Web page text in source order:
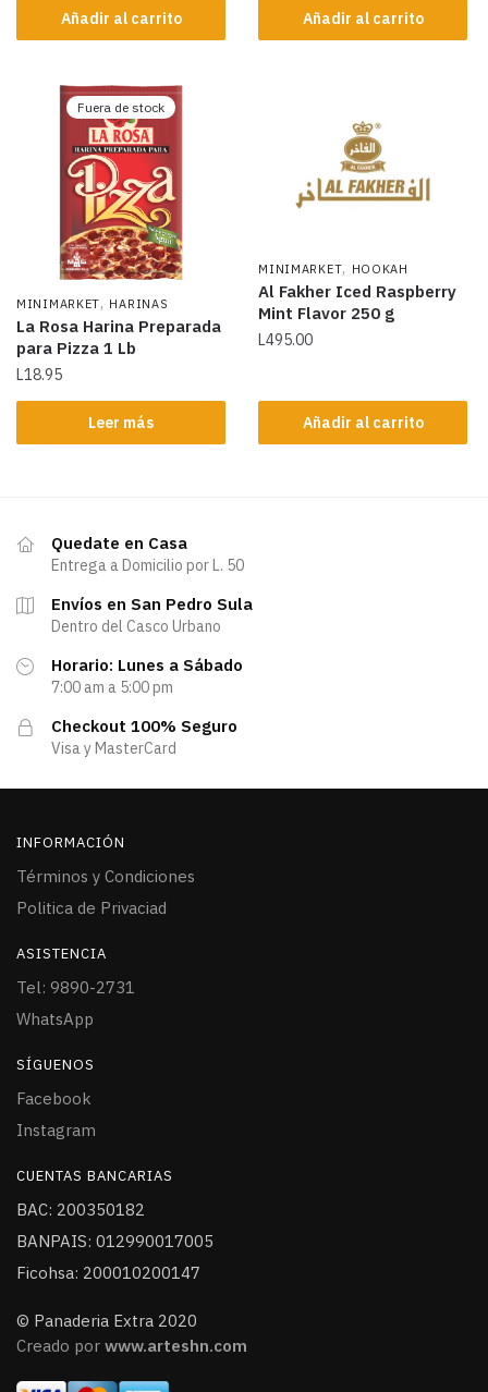
Añadir al carrito Añadir al carrito
Fuera de stock
MINIMARKET, HARINAS
La Rosa Harina Preparada
para Pizza 1 Lb
L18.95
Leer más
MINIMARKET, HOOKAH
Al Fakher Iced Raspberry
Mint Flavor 250 g
L495.00
Añadir al carrito
Quedate en Casa
Entrega a Domicilio por L. 50
Envíos en San Pedro Sula
Dentro del Casco Urbano
Horario: Lunes a Sábado
7:00 am a 5:00 pm
Checkout 100% Seguro
Visa y MasterCard
INFORMACIÓN
Términos y Condiciones
Politica de Privaciad
ASISTENCIA
Tel: 9890-2731
WhatsApp
SÍGUENOS
Facebook
Instagram
CUENTAS BANCARIAS
BAC: 200350182
BANPAIS: 012990017005
Ficohsa: 200010200147
© Panaderia Extra 2020
Creado por www.arteshn.com